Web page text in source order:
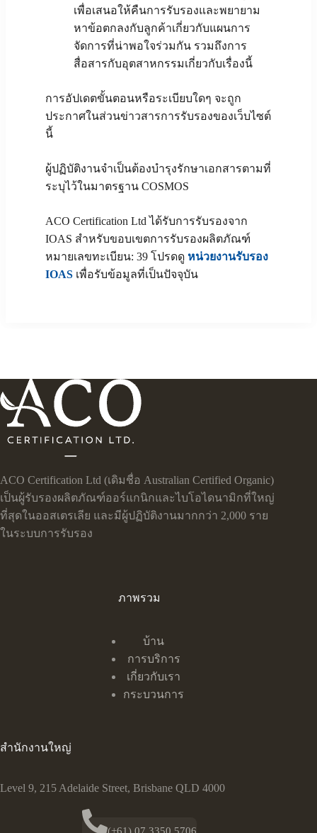
เพื่อเสนอให้คืนการรับรองและพยายาม
หาข้อตกลงกับลูกค้าเกี่ยวกับแผนการ
จัดการที่น่าพอใจร่วมกัน รวมถึงการ
สื่อสารกับอุตสาหกรรมเกี่ยวกับเรื่องนี้
การอัปเดตขั้นตอนหรือระเบียบใดๆ จะถูก
ประกาศในส่วนข่าวสารการรับรองของเว็บไซต์
นี้
ผู้ปฏิบัติงานจำเป็นต้องบำรุงรักษาเอกสารตามที่
ระบุไว้ในมาตรฐาน COSMOS
ACO Certification Ltd ได้รับการรับรองจาก
IOAS สำหรับขอบเขตการรับรองผลิตภัณฑ์
หมายเลขทะเบียน: 39 โปรดดู หน่วยงานรับรอง
IOAS เพื่อรับข้อมูลที่เป็นปัจจุบัน
ACO Certification Ltd (เดิมชื่อ Australian Certified Organic)
เป็นผู้รับรองผลิตภัณฑ์ออร์แกนิกและไบโอไดนามิกที่ใหญ่
ที่สุดในออสเตรเลีย และมีผู้ปฏิบัติงานมากกว่า 2,000 ราย
ในระบบการรับรอง
ภาพรวม
บ้าน
การบริการ
เกี่ยวกับเรา
กระบวนการ
สำนักงานใหญ่
Level 9, 215 Adelaide Street, Brisbane QLD 4000
(+61) 07 3350 5706